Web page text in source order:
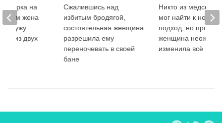
Сжалившись над
избитым бродягой,
состоятельная женщина
разрешила ему
переночевать в своей
бане
Никто из
мог найти к нему
подход, но простая
женщина
изменила всё
на
зачем жена
мужу
из двух